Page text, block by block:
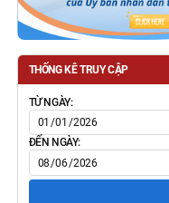
THỐNG KÊ TRUY CẬP
TỪ NGÀY:
ĐẾN NGÀY: